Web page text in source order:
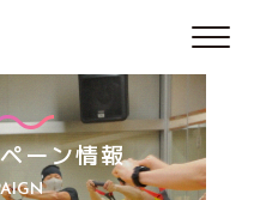
ーン情報